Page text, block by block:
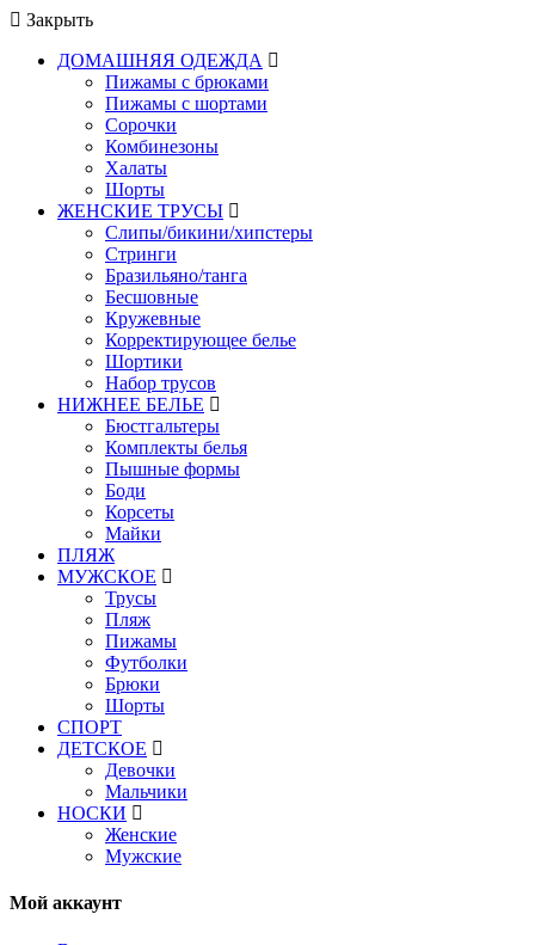
Закрыть
ДОМАШНЯЯ ОДЕЖДА
Пижамы с брюками
Пижамы с шортами
Сорочки
Комбинезоны
Халаты
Шорты
ЖЕНСКИЕ ТРУСЫ
Слипы/бикини/хипстеры
Стринги
Бразильяно/танга
Бесшовные
Кружевные
Корректирующее белье
Шортики
Набор трусов
НИЖНЕЕ БЕЛЬЕ
Бюстгальтеры
Комплекты белья
Пышные формы
Боди
Корсеты
Майки
ПЛЯЖ
МУЖСКОЕ
Трусы
Пляж
Пижамы
Футболки
Брюки
Шорты
СПОРТ
ДЕТСКОЕ
Девочки
Мальчики
НОСКИ
Женские
Мужские
Мой аккаунт